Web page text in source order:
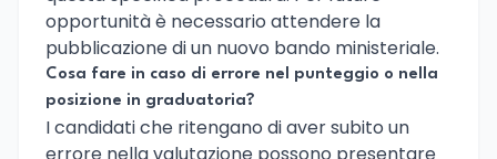
opportunità è necessario attendere la
pubblicazione di un nuovo bando ministeriale.
Cosa fare in caso di errore nel punteggio o nella
posizione in graduatoria?
I candidati che ritengano di aver subito un
errore nella valutazione possono presentare